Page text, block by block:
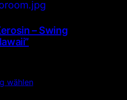
– Swing
wählen